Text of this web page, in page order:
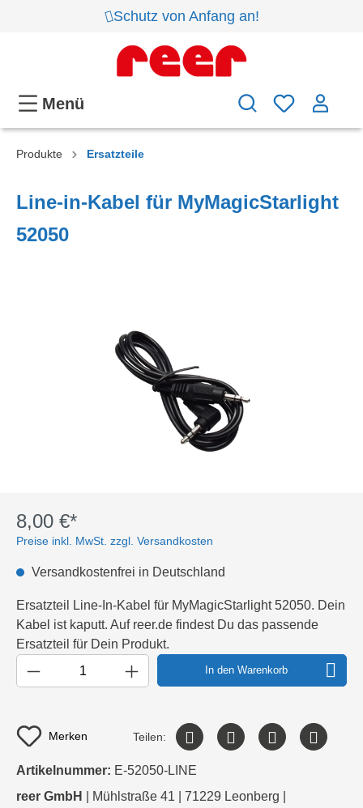
Schutz von Anfang an!
Menü
Produkte Ersatzteile
Line-in-Kabel für MyMagicStarlight
52050
8,00 €*
Preise inkl. MwSt. zzgl. Versandkosten
Versandkostenfrei in Deutschland
Ersatzteil Line-In-Kabel für MyMagicStarlight 52050. Dein
Kabel ist kaputt. Auf reer.de findest Du das passende
Ersatzteil für Dein Produkt.
In den Warenkorb
Merken Teilen:
Artikelnummer: E-52050-LINE
reer GmbH
| Mühlstraße 41 | 71229 Leonberg |